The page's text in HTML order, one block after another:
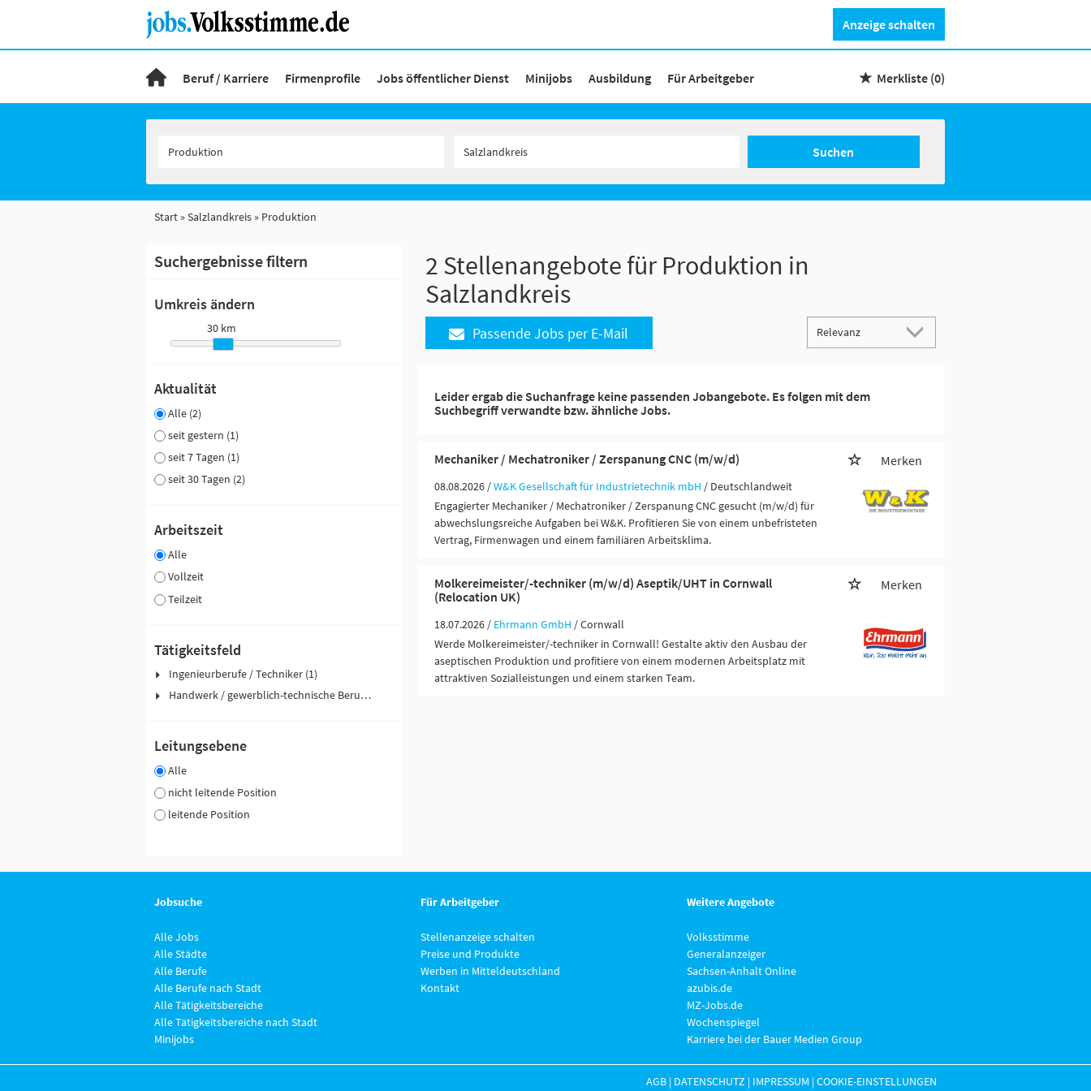
Anzeige schalten
Beruf / Karriere Firmenprofile Jobs öffentlicher Dienst Minijobs Ausbildung Für Arbeitgeber Merkliste (0)
Suchen
Start Salzlandkreis Produktion
Suchergebnisse filtern
Umkreis ändern
30 km
Aktualität
Alle (2)
seit gestern (1)
seit 7 Tagen (1)
seit 30 Tagen (2)
Arbeitszeit
Alle
Vollzeit
Teilzeit
Tätigkeitsfeld
Ingenieurberufe / Techniker (1)
Handwerk / gewerblich-technische Berufe (1)
Leitungsebene
Alle
nicht leitende Position
leitende Position
2 Stellenangebote für Produktion in
Salzlandkreis
Passende Jobs per E-Mail
Leider ergab die Suchanfrage keine passenden Jobangebote. Es folgen mit dem
Suchbegriff verwandte bzw. ähnliche Jobs.
Mechaniker / Mechatroniker / Zerspanung CNC (m/w/d) Merken
08.08.2026 /W&K Gesellschaft für Industrietechnik mbH / Deutschlandweit
Engagierter Mechaniker / Mechatroniker / Zerspanung CNC gesucht (m/w/d) für
abwechslungsreiche Aufgaben bei W&K. Profitieren Sie von einem unbefristeten
Vertrag, Firmenwagen und einem familiären Arbeitsklima.
Molkereimeister/-techniker (m/w/d) Aseptik/UHT in Cornwall
(Relocation UK)
Merken
18.07.2026 / Ehrmann GmbH / Cornwall
Werde Molkereimeister/-techniker in Cornwall! Gestalte aktiv den Ausbau der
aseptischen Produktion und profitiere von einem modernen Arbeitsplatz mit
attraktiven Sozialleistungen und einem starken Team.
Jobsuche
Alle Jobs
Alle Städte
Alle Berufe
Alle Berufe nach Stadt
Alle Tätigkeitsbereiche
Alle Tätigkeitsbereiche nach Stadt
Minijobs
Für Arbeitgeber
Stellenanzeige schalten
Preise und Produkte
Werben in Mitteldeutschland
Kontakt
Weitere Angebote
Volksstimme
Generalanzeiger
Sachsen-Anhalt Online
azubis.de
MZ-Jobs.de
Wochenspiegel
Karriere bei der Bauer Medien Group
AGB | DATENSCHUTZ | IMPRESSUM |COOKIE-EINSTELLUNGEN